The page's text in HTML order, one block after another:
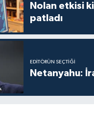
Nolan etkisi
patladı
EDITÖRÜN SEÇTIĞI
Netanyahu: